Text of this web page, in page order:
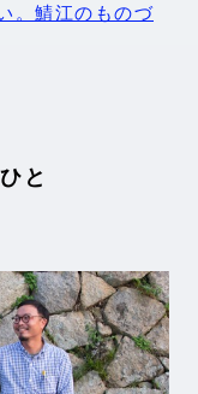
。鯖江のものづ
と